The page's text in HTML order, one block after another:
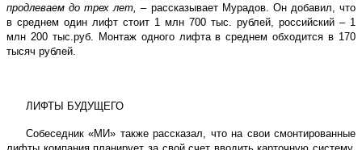
продлеваем до трех лет,– рассказывает Мурадов. Он добавил, что
в среднем один лифт стоит 1 млн 700 тыс. рублей, российский – 1
млн 200 тыс.руб. Монтаж одного лифта в среднем обходится в 170
тысяч рублей.
ЛИФТЫ БУДУЩЕГО
Собеседник «МИ» также рассказал, что на свои смонтированные